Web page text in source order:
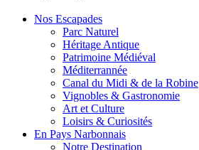
Nos Escapades
Parc Naturel
Héritage Antique
Patrimoine Médiéval
Méditerrannée
Canal du Midi & de la Robine
Vignobles & Gastronomie
Art et Culture
Loisirs & Curiosités
En Pays Narbonnais
Notre Destination